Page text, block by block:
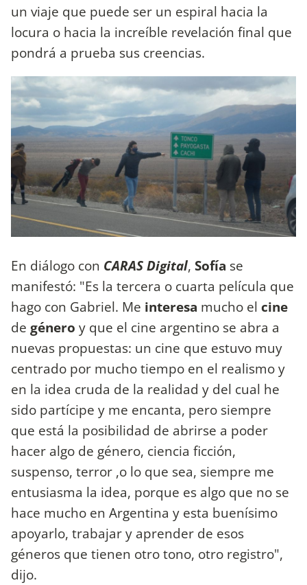
un viaje que puede ser un espiral hacia la
locura o hacia la increíble revelación final que
pondrá a prueba sus creencias.
En diálogo con CARAS Digital, Sofía se
manifestó: "Es la tercera o cuarta película que
hago con Gabriel. Me interesa mucho el cine
de género y que el cine argentino se abra a
nuevas propuestas: un cine que estuvo muy
centrado por mucho tiempo en el realismo y
en la idea cruda de la realidad y del cual he
sido partícipe y me encanta, pero siempre
que está la posibilidad de abrirse a poder
hacer algo de género, ciencia ficción,
suspenso, terror ,o lo que sea, siempre me
entusiasma la idea, porque es algo que no se
hace mucho en Argentina y esta buenísimo
apoyarlo, trabajar y aprender de esos
géneros que tienen otro tono, otro registro",
dijo.